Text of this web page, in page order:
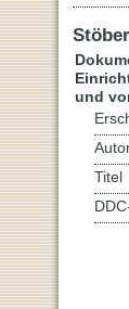
und
Titel